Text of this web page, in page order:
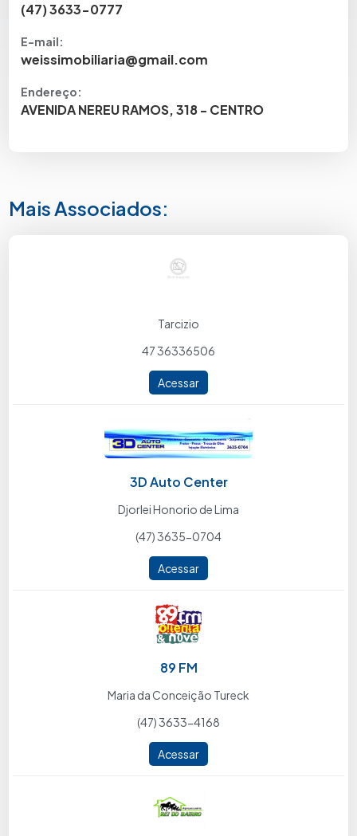
(47) 3633-0777
E-mail:
weissimobiliaria@gmail.com
Endereço:
AVENIDA NEREU RAMOS, 318 - CENTRO
Mais Associados:
Tarcizio
47 36336506
Acessar
3D Auto Center
Djorlei Honorio de Lima
(47) 3635-0704
Acessar
89 FM
Maria da Conceição Tureck
(47) 3633-4168
Acessar